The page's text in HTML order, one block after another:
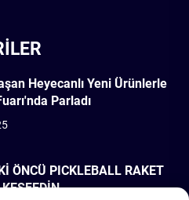
Heyecanlı Yeni Ürünlerle
Parladı
ÖNCÜ PICKLEBALL RAKET